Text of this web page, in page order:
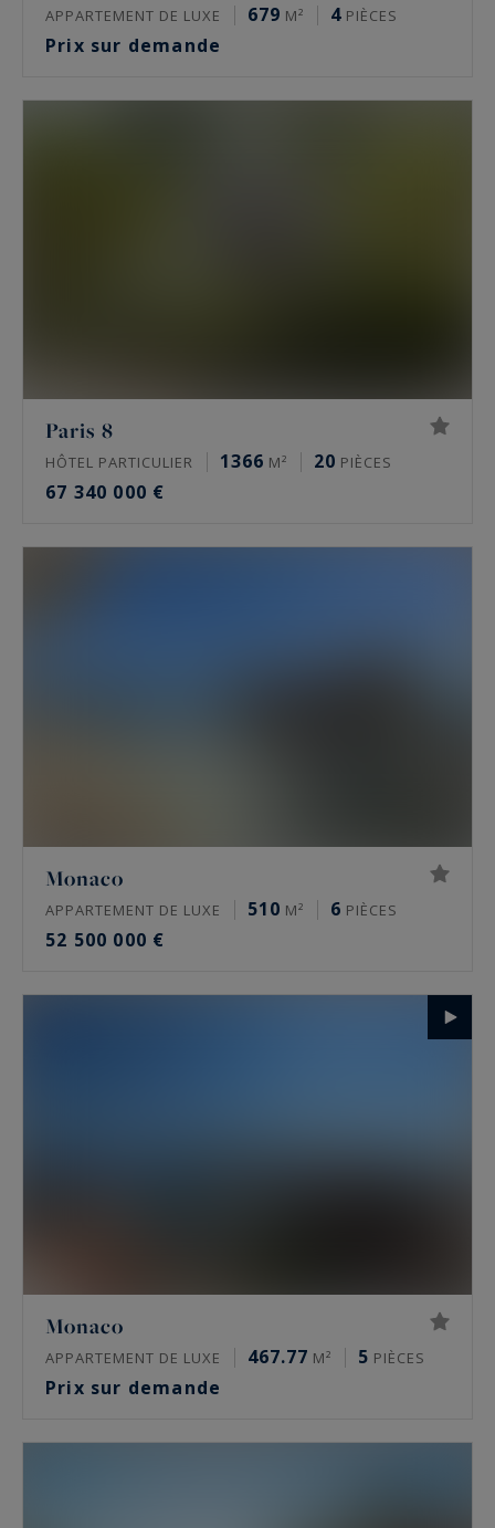
APPARTEMENT DE LUXE 679 M² 4 PIÈCES
Prix sur demande
Paris 8
HÔTEL PARTICULIER 1366 M² 20 PIÈCES
67 340 000 €
Monaco
APPARTEMENT DE LUXE 510 M² 6 PIÈCES
52 500 000 €
Monaco
APPARTEMENT DE LUXE 467.77 M² 5 PIÈCES
Prix sur demande